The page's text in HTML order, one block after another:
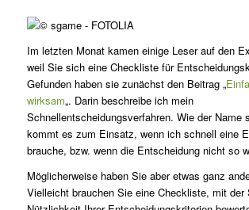
Im letzten Monat kamen einige Leser auf den
weil Sie sich eine Checkliste für
Gefunden haben sie zunächst den Beitrag „
wirksam„. Darin beschreibe ich mein
Schnellentscheidungsverfahren. Wie der Name
kommt es zum Einsatz, wenn ich schnell eine
brauche, bzw. wenn die Entscheidung nicht so
Möglicherweise haben Sie aber etwas ganz
Vielleicht brauchen Sie eine Checkliste, mit der